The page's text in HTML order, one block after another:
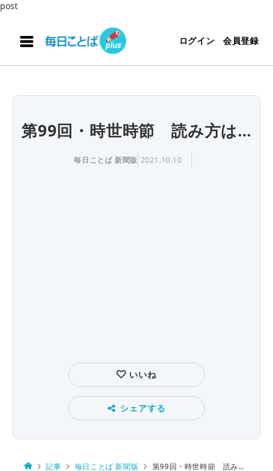
post
ログイン 会員登録
第99回・時世時節 読み方は…
毎日ことば 新聞版 2021.10.10
いいね
シェアする
記事 毎日ことば 新聞版 第99回・時世時節 読み方は…